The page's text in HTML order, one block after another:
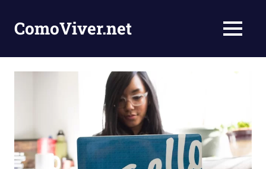
contentComoViver.net MENU